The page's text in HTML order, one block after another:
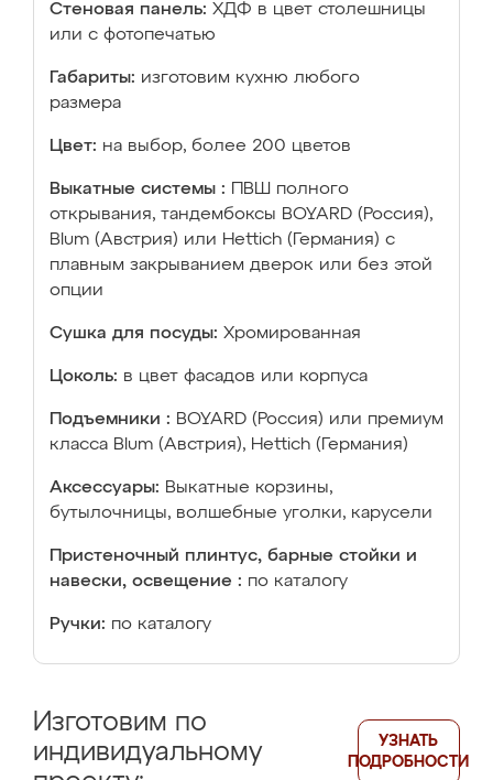
Стеновая панель: ХДФ в цвет столешницы
или с фотопечатью
Габариты: изготовим кухню любого
размера
Цвет: на выбор, более 200 цветов
Выкатные системы :
ПВШ полного
открывания, тандембоксы BOYARD (Россия),
Blum (Австрия) или Hettich (Германия) с
плавным закрыванием дверок или без этой
опции
Сушка для посуды: Хромированная
Цоколь: в цвет фасадов или корпуса
Подъемники : BOYARD (Россия) или премиум
класса Blum (Австрия), Hettich (Германия)
Аксессуары: Выкатные корзины,
бутылочницы, волшебные уголки, карусели
Пристеночный плинтус, барные стойки и
навески, освещение : по каталогу
Ручки: по каталогу
Изготовим по
индивидуальному
УЗНАТЬ
ПОДРОБНОСТИ